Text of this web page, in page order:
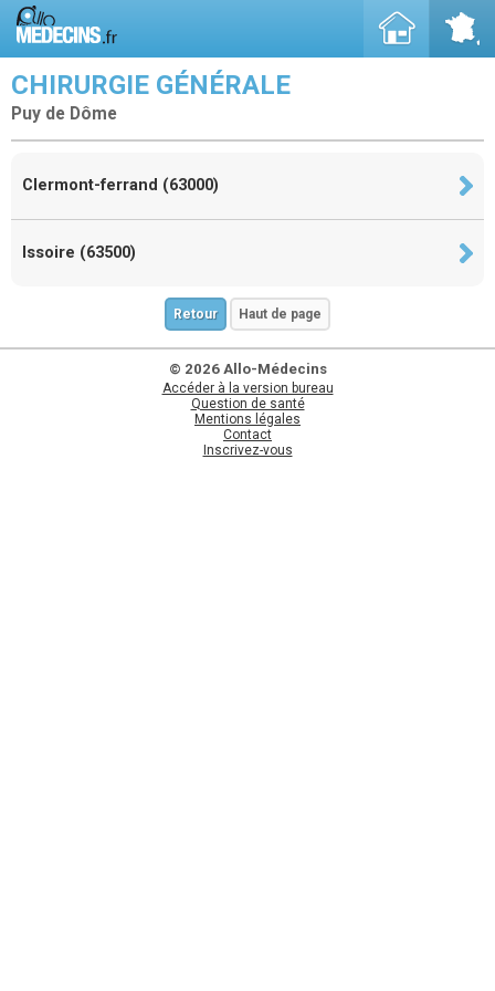
CHIRURGIE GÉNÉRALE
Puy de Dôme
Clermont-ferrand (63000)
Issoire (63500)
Retour Haut de page
© 2026 Allo-Médecins
Accéder à la version bureau
Question de santé
Mentions légales
Contact
Inscrivez-vous